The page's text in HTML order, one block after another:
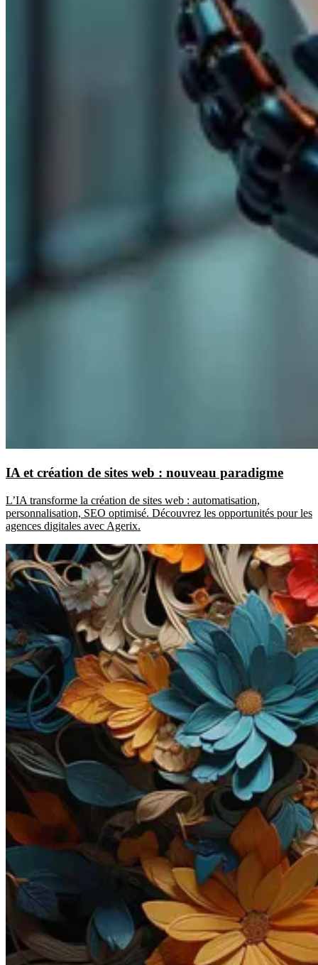
IA et création de sites web : nouveau paradigme
L’IA transforme la création de sites web : automatisation,
personnalisation, SEO optimisé. Découvrez les opportunités pour les
agences digitales avec Agerix.